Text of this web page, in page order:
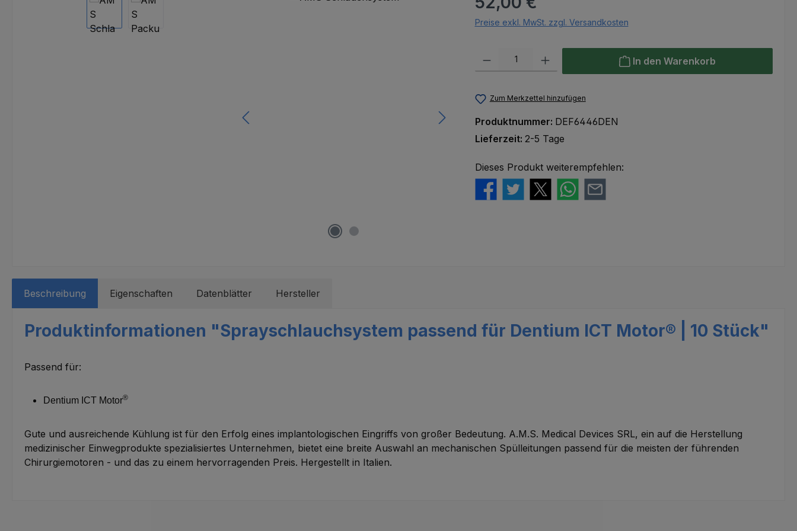
Preise exkl. MwSt. zzgl. Versandkosten
Produkt Anzahl: Gib den gewünschten Wert ein oder benutze die Schaltflächen
In den Warenkorb
Zum Merkzettel hinzufügen
Produktnummer: DEF6446DEN
Lieferzeit: 2-5 Tage
Dieses Produkt weiterempfehlen:
Beschreibung Eigenschaften Datenblätter Hersteller
Produktinformationen "Sprayschlauchsystem passend für Dentium ICT Motor® | 10 Stück"
Passend für:
Dentium ICT Motor®
Gute und ausreichende Kühlung ist für den Erfolg eines implantologischen Eingriffs von großer Bedeutung. A.M.S. Medical Devices SRL, ein auf die Herstellung
medizinischer Einwegprodukte spezialisiertes Unternehmen, bietet eine breite Auswahl an mechanischen Spülleitungen passend für die meisten der führenden
Chirurgiemotoren - und das zu einem hervorragenden Preis. Hergestellt in Italien.